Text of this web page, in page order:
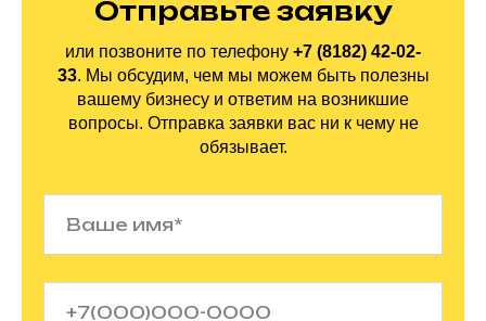
Отправьте заявку
или позвоните по телефону +7 (8182) 42-02-
33. Мы обсудим, чем мы можем быть полезны
вашему бизнесу и ответим на возникшие
вопросы. Отправка заявки вас ни к чему не
обязывает.